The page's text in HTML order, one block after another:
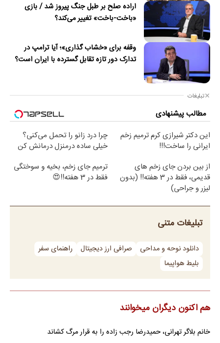
اراده صلح بر طبل جنگ پیروز شد / بازی
«باخت-باخت» تغییر می‌کند؟
وقفه برای «خشاب گذاری»؛ آیا ترامپ در
تدارک دور تازه تقابل گسترده با ایران است؟
تبلیغات
مطالب پیشنهادی
این دکتر شیرازی کرم ترمیم زخم
ایرانی را ساخت!!!
چرا درد زانو را تحمل می‌کنی؟
خیلی ساده درمنزل درمانش کن
از بین بردن جای زخم های
قدیمی، فقط در 3 هفته!! (بدون
لیزر و جراحی)
ترمیم جای زخم، بخیه و سوختگی
فقط در 3 هفته!!😍
تبلیغات متنی
دانلود نوحه و مداحی صرافی ارز دیجیتال
راهنمای سفر
بلیط هواپیما
هم اکنون دیگران میخوانند
خانم بلاگر تهرانی، حمیدرضا رجب زاده را به قرار مرگ کشاند